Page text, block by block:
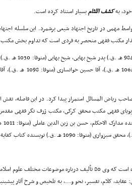
خود، بهکشف اللثامبسیار استناد کرده است.
مکتب فقهى منحصر به فردى است که تداوم بخش مکتب
ریاض المسائل استمرار پیدا کرد. در این فاصله، نقش
فقهى مکتب محقق کرکى، مکتب ژرف نگر فقهى
اسلامى نگارش کرده است.
کلام، تفسیر، نحو و...، به تلخیص و شرح آثار